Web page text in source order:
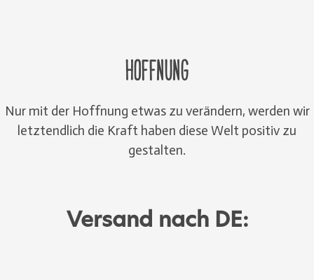
Hoffnung
Nur mit der Hoffnung etwas zu verändern, werden wir
letztendlich die Kraft haben diese Welt positiv zu
gestalten.
Versand nach DE: